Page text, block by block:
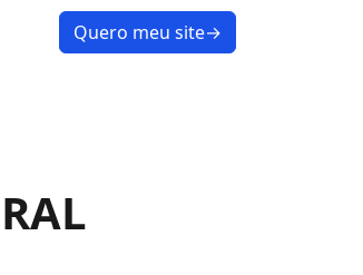
Quero meu site→